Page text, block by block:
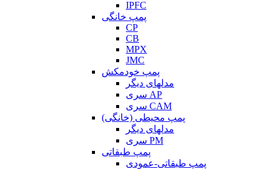
IPFC
پمپ خانگی
CP
CB
MPX
JMC
پمپ خودمکش
مدلهای دیگر
سری AP
سری CAM
پمپ محیطی (خانگی)
مدلهای دیگر
سری PM
پمپ طبقاتی
پمپ طبقاتی-عمودی